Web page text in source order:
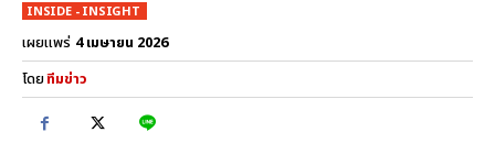
INSIDE - INSIGHT
เผยแพร่ 4 เมษายน 2026
โดยทีมข่าว